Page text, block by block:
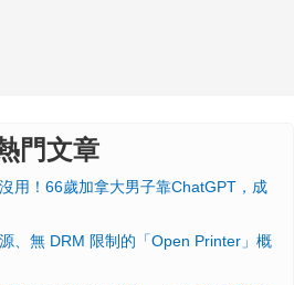
門文章
用！66歲加拿大男子靠ChatGPT，成
、無 DRM 限制的「Open Printer」概